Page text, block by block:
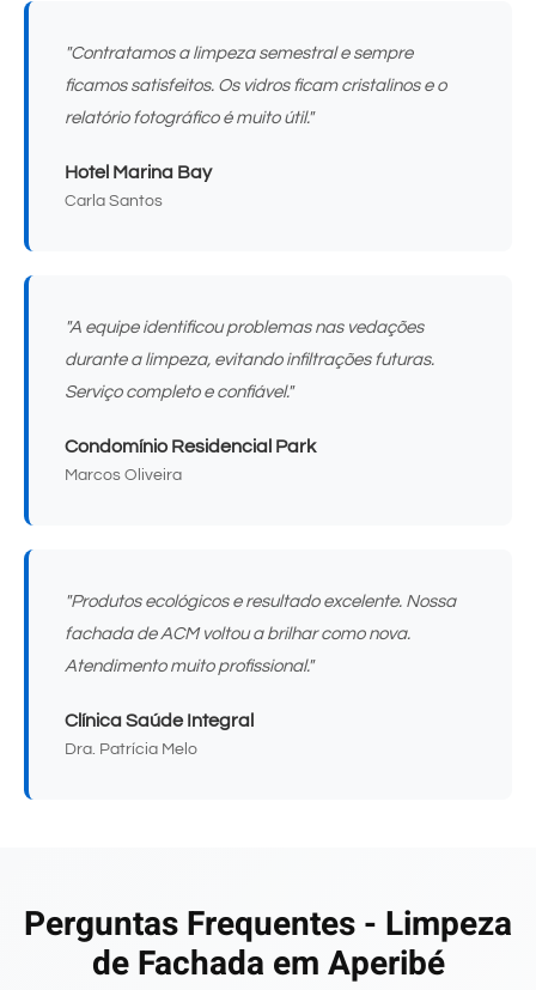
"Contratamos a limpeza semestral e sempre
ficamos satisfeitos. Os vidros ficam cristalinos e o
relatório fotográfico é muito útil."
Hotel Marina Bay
Carla Santos
"A equipe identificou problemas nas vedações
durante a limpeza, evitando infiltrações futuras.
Serviço completo e confiável."
Condomínio Residencial Park
Marcos Oliveira
"Produtos ecológicos e resultado excelente. Nossa
fachada de ACM voltou a brilhar como nova.
Atendimento muito profissional."
Clínica Saúde Integral
Dra. Patrícia Melo
Perguntas Frequentes - Limpeza
de Fachada em Aperibé